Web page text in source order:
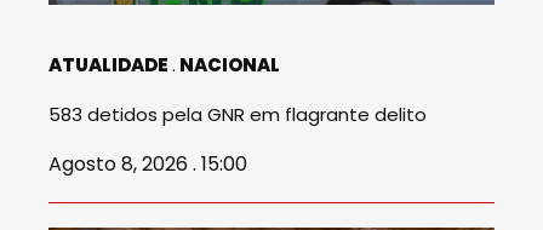
ATUALIDADE NACIONAL
583 detidos pela GNR em flagrante delito
Agosto 8, 2026 . 15:00